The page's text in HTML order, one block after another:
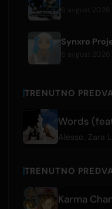
TRENUTNO
Words
Alesso Zara
TRENUTNO
Karma